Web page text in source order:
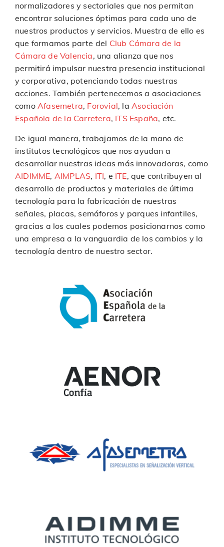
normalizadores y sectoriales que nos permitan
encontrar soluciones óptimas para cada uno de
nuestros productos y servicios. Muestra de ello es
que formamos parte del Club Cámara de la
Cámara de Valencia, una alianza que nos
permitirá impulsar nuestra presencia institucional
y corporativa, potenciando todas nuestras
acciones. También pertenecemos a asociaciones
como Afasemetra, Forovial, laAsociación
Española de la Carretera, ITS España, etc.
De igual manera, trabajamos de la mano de
institutos tecnológicos que nos ayudan a
desarrollar nuestras ideas más innovadoras, como
AIDIMME, AIMPLAS, ITI, e ITE, que contribuyen al
desarrollo de productos y materiales de última
tecnología para la fabricación de nuestras
señales, placas, semáforos y parques infantiles,
gracias a los cuales podemos posicionarnos como
una empresa a la vanguardia de los cambios y la
tecnología dentro de nuestro sector.